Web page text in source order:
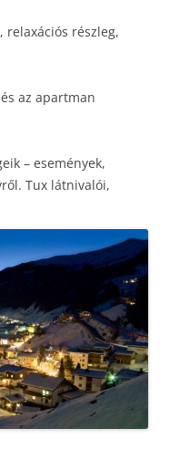
relaxációs részleg,
az apartman
– események,
Tux látnivalói,